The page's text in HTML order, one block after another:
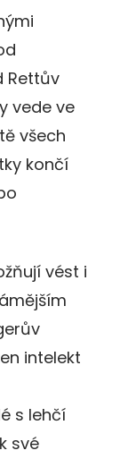
Rettův
vede ve
všech
končí
vést i
intelekt
s lehčí
své